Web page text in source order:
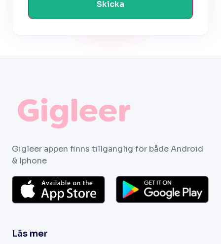
Skicka
Gigleer appen finns tillgänglig för både Android
& Iphone
Läs mer